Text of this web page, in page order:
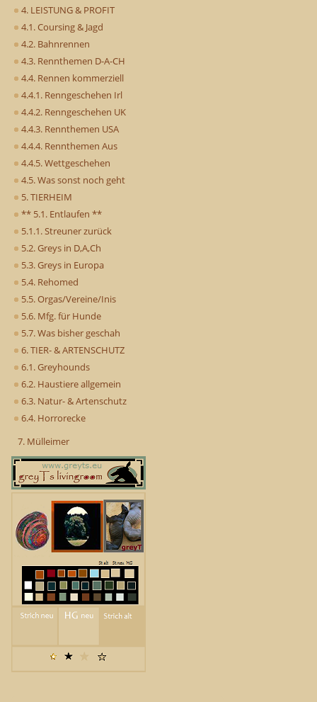
4. LEISTUNG & PROFIT
4.1. Coursing & Jagd
4.2. Bahnrennen
4.3. Rennthemen D-A-CH
4.4. Rennen kommerziell
4.4.1. Renngeschehen Irl
4.4.2. Renngeschehen UK
4.4.3. Rennthemen USA
4.4.4. Rennthemen Aus
4.4.5. Wettgeschehen
4.5. Was sonst noch geht
5. TIERHEIM
** 5.1. Entlaufen **
5.1.1. Streuner zurück
5.2. Greys in D,A,Ch
5.3. Greys in Europa
5.4. Rehomed
5.5. Orgas/Vereine/Inis
5.6. Mfg. für Hunde
5.7. Was bisher geschah
6. TIER- & ARTENSCHUTZ
6.1. Greyhounds
6.2. Haustiere allgemein
6.3. Natur- & Artenschutz
6.4. Horrorecke
7. Mülleimer